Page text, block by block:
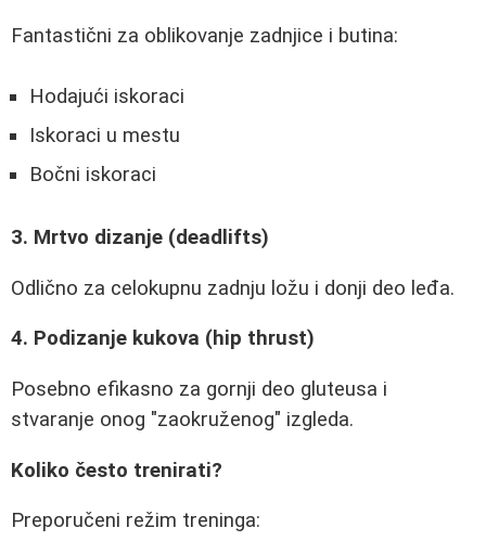
Fantastični za oblikovanje zadnjice i butina:
Hodajući iskoraci
Iskoraci u mestu
Bočni iskoraci
3. Mrtvo dizanje (deadlifts)
Odlično za celokupnu zadnju ložu i donji deo leđa.
4. Podizanje kukova (hip thrust)
Posebno efikasno za gornji deo gluteusa i
stvaranje onog "zaokruženog" izgleda.
Koliko često trenirati?
Preporučeni režim treninga: